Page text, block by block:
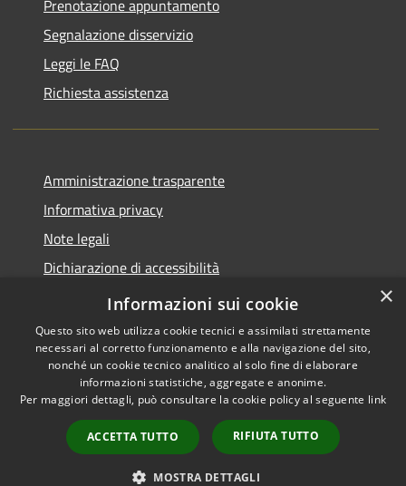
Prenotazione appuntamento
Segnalazione disservizio
Leggi le FAQ
Richiesta assistenza
Amministrazione trasparente
Informativa privacy
Note legali
Dichiarazione di accessibilità
Piano di miglioramento del sito
Accessibilità
Copyright © 2026 • Comune di
Dalmine • Powered by
Municipium•
Accesso
redazione
×
Informazioni sui cookie
Questo sito web utilizza cookie tecnici e assimilati strettamente
necessari al corretto funzionamento e alla navigazione del sito,
nonché un cookie tecnico analitico al solo fine di elaborare
informazioni statistiche, aggregate e anonime.
Per maggiori dettagli, può consultare la cookie policy al seguente link
ACCETTA TUTTO RIFIUTA TUTTO
MOSTRA DETTAGLI